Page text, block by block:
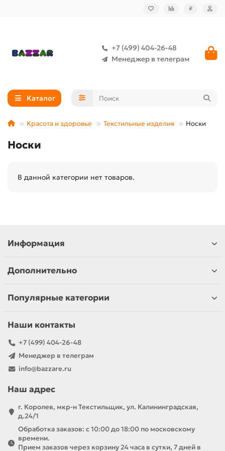
₽
+7 (499) 404-26-48
Менеджер в телеграм
Каталог
Красота и здоровье Текстильные изделия Носки
Носки
В данной категории нет товаров.
Информация
Дополнительно
Популярные категории
Наши контакты
+7 (499) 404-26-48
Менеджер в телеграм
info@bazzare.ru
Наш адрес
г. Королев, мкр-н Текстильщик, ул. Калининградская,
д.24/1
Обработка заказов: с 10:00 до 18:00 по московскому
времени.
Прием заказов через корзину 24 часа в сутки, 7 дней в